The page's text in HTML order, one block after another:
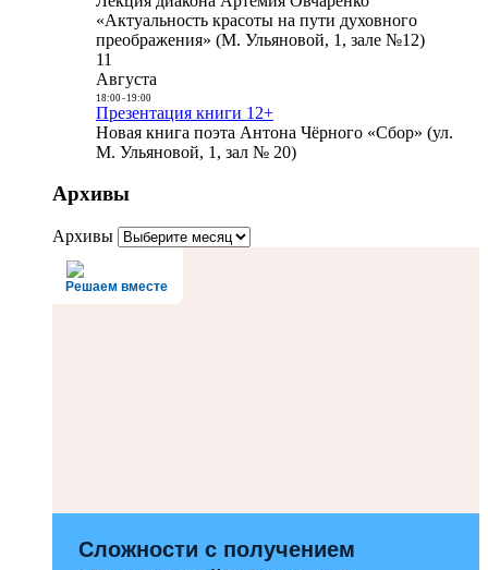
«Актуальность красоты на пути духовного
преображения» (М. Ульяновой, 1, зале №12)
11
Августа
18:00- 19:00
Презентация книги 12+
Новая книга поэта Антона Чёрного «Сбор» (ул.
М. Ульяновой, 1, зал № 20)
Архивы
Архивы
Решаем вместе
Сложности с получением